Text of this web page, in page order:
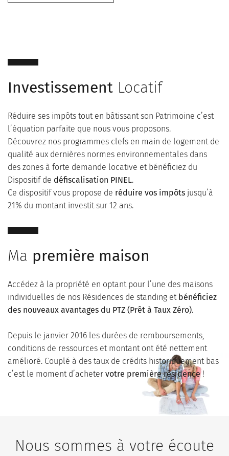
Investissement Locatif
Réduire ses impôts tout en bâtissant son Patrimoine c’est
l’équation parfaite que nous vous proposons.
Découvrez nos programmes clefs en main de logement de
qualité aux dernières normes environnementales dans
des zones à forte demande locative et bénéficiez du
Dispositif de défiscalisation PINEL.
Ce dispositif vous propose de réduire vos impôts jusqu’à
21% du montant investit sur 12 ans.
Ma première maison
Accédez à la propriété en optant pour l’une des maisons
individuelles de nos Résidences de standing et bénéficiez
des nouveaux avantages du PTZ (Prêt à Taux Zéro).
Depuis le janvier 2016 les durées de remboursements,
conditions de ressources et montant ont été nettement
amélioré. Couplé à des taux de crédits historiquement bas
c’est le moment d’acheter votre première résidence!
Nous sommes à votre écoute